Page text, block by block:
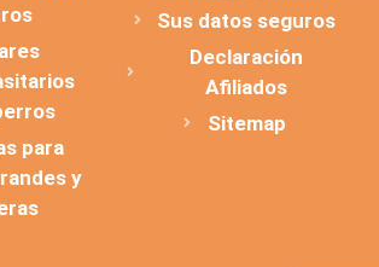
para
y
Sus datos seguros
Declaración
Afiliados
Sitemap